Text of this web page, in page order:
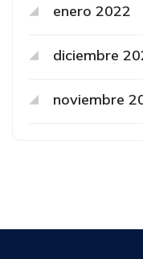
enero 2022
diciembre
noviembre